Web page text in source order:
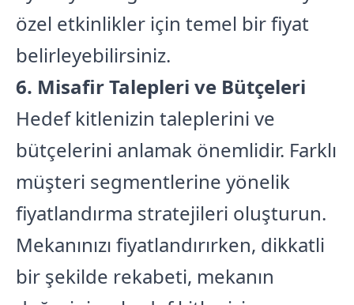
özel etkinlikler için temel bir fiyat
belirleyebilirsiniz.
6. Misafir Talepleri ve Bütçeleri
Hedef kitlenizin taleplerini ve
bütçelerini anlamak önemlidir. Farklı
müşteri segmentlerine yönelik
fiyatlandırma stratejileri oluşturun.
Mekanınızı fiyatlandırırken, dikkatli
bir şekilde rekabeti, mekanın